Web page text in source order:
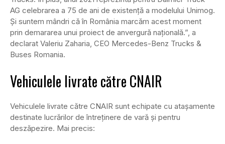
AG celebrarea a 75 de ani de existență a modelului Unimog.
Și suntem mândri că în România marcăm acest moment
prin demararea unui proiect de anvergură națională.”, a
declarat Valeriu Zaharia, CEO Mercedes-Benz Trucks &
Buses Romania.
Vehiculele livrate către CNAIR
Vehiculele livrate către CNAIR sunt echipate cu atașamente
destinate lucrărilor de întreținere de vară și pentru
deszăpezire. Mai precis: